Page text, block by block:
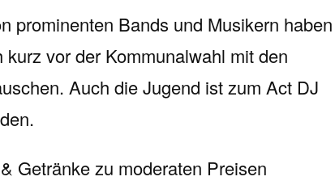
prominenten Bands und Musikern haben
vor der Kommunalwahl mit den
Auch die Jugend ist zum Act DJ
Getränke zu moderaten Preisen